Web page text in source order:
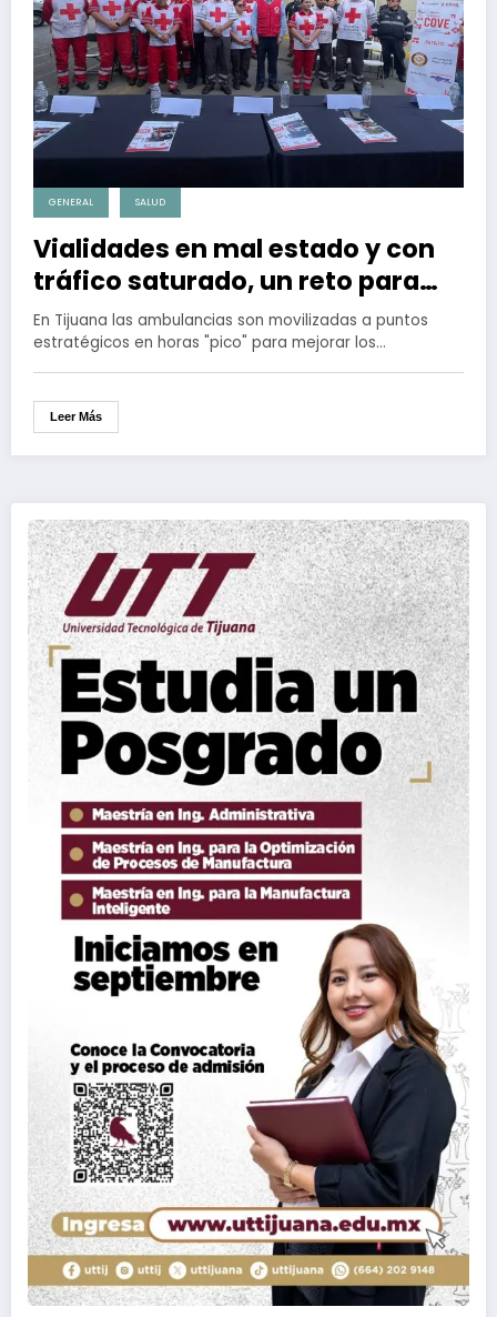
GENERAL SALUD
Vialidades en mal estado y con
tráfico saturado, un reto para
operadores de ambulancias
En Tijuana las ambulancias son movilizadas a puntos
estratégicos en horas "pico" para mejorar los…
Leer Más